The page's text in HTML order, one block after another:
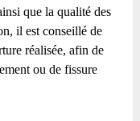
que la qualité des
il est conseillé de
réalisée, afin de
ou de fissure